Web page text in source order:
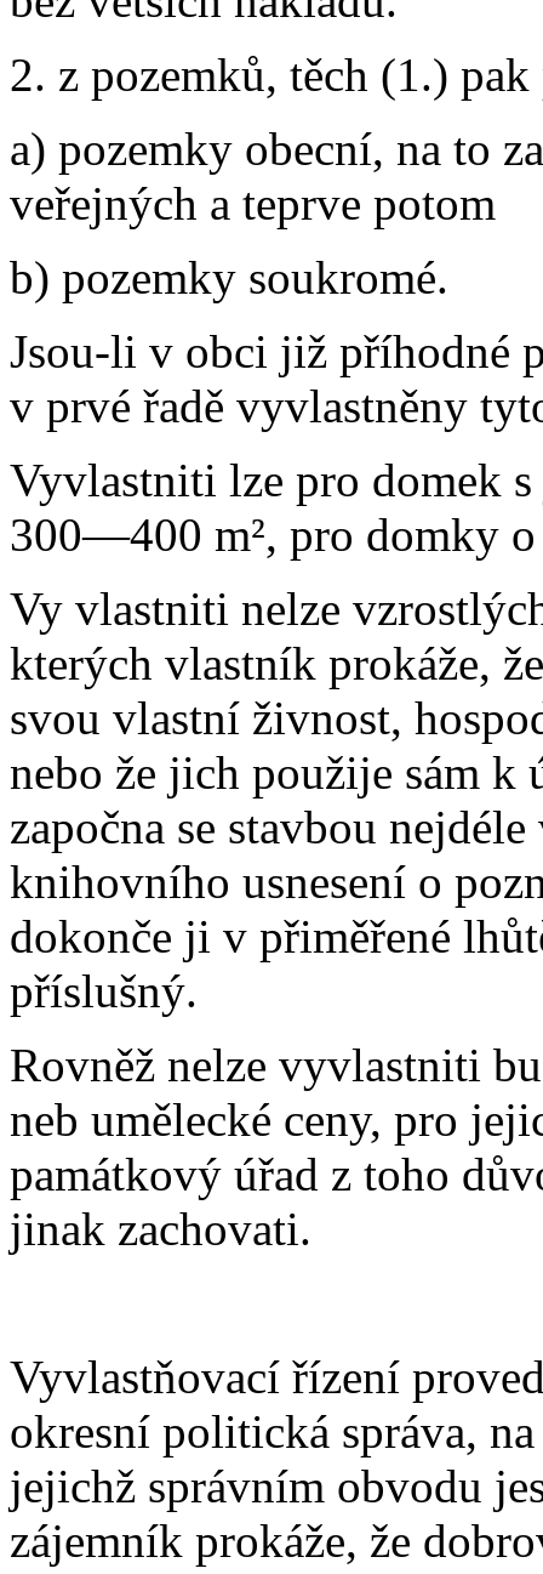
2. z pozemků, těch (1.) pak
a) pozemky obecní, na to
veřejných a teprve potom
b) pozemky soukromé.
Jsou-li v obci již příhodné
v prvé řadě vyvlastněny
Vyvlastniti lze pro domek
300—400 m², pro domky
Vy vlastniti nelze
kterých vlastník prokáže,
svou vlastní živnost,
nebo že jich použije sám k
započna se stavbou
knihovního usnesení o
dokonče ji v přiměřené
příslušný.
Rovněž nelze vyvlastniti
neb umělecké ceny, pro
památkový úřad z toho
jinak zachovati.
Vyvlastňovací řízení
okresní politická správa,
jejichž správním obvodu
zájemník prokáže, že